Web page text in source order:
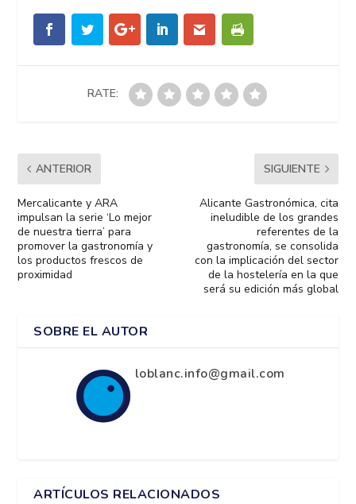
RATE:
ANTERIOR
Mercalicante y ARA
impulsan la serie ‘Lo mejor
de nuestra tierra’ para
promover la gastronomía y
los productos frescos de
proximidad
SIGUIENTE
Alicante Gastronómica, cita
ineludible de los grandes
referentes de la
gastronomía, se consolida
con la implicación del sector
de la hostelería en la que
será su edición más global
SOBRE EL AUTOR
loblanc.info@gmail.com
ARTÍCULOS RELACIONADOS